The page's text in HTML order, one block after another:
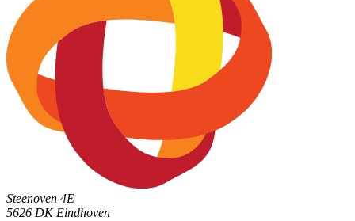
Steenoven 4E
5626 DK Eindhoven